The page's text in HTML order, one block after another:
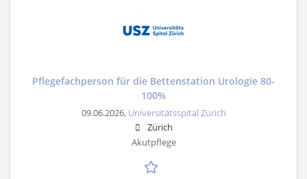
Pflegefachperson für die Bettenstation Urologie 80-
100%
09.06.2026, Universitätsspital Zürich
Zürich
Akutpflege